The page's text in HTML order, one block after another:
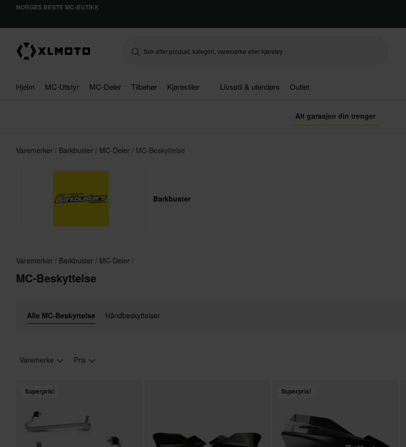
NORGES BESTE MC-BUTIKK
Hjelm MC-Utstyr MC-Deler Tilbehør Kjørestiler Livsstil & utendørs Outlet
Alt garasjen din trenger
Varemerker Barkbuster MC-Deler MC-Beskyttelse
Barkbuster
Varemerker Barkbuster MC-Deler
MC-Beskyttelse
Alle MC-Beskyttelse Håndbeskyttelser
Varemerke Pris
Superpris! Superpris!